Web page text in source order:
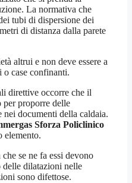
La normativa che
tubi di dispersione dei
di distanza dalla parete
altrui e non deve essere a
o case confinanti.
direttive occorre che il
per proporre delle
nei documenti della caldaia.
Sforza Policlinico
elemento.
se ne fa essi devono
delle dilatazioni nelle
sono difettose.